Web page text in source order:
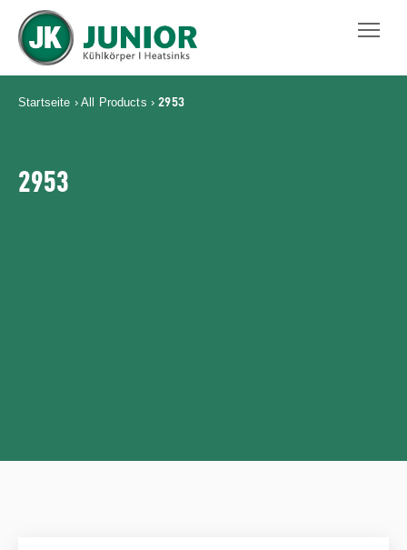
JUNIOR KÜHLKÖRPER GMBH
Startseite › All Products ›2953
2953